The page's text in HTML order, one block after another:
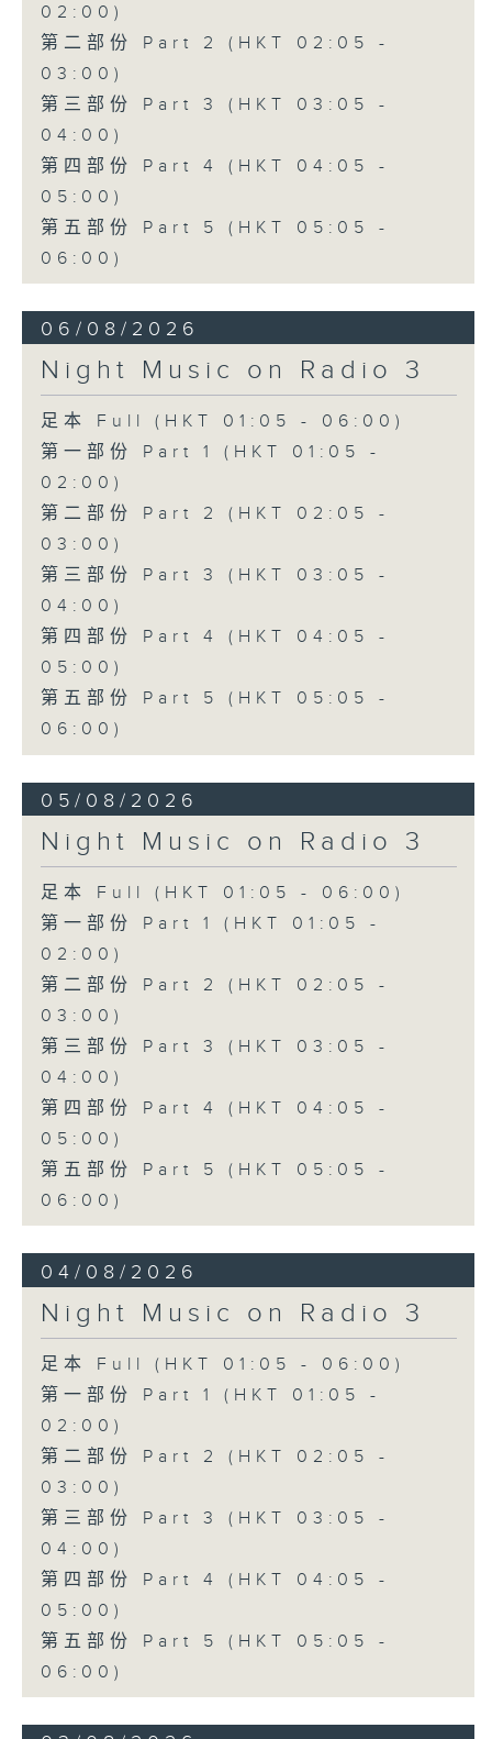
02:00)
第二部份 Part 2 (HKT 02:05 -
03:00)
第三部份 Part 3 (HKT 03:05 -
04:00)
第四部份 Part 4 (HKT 04:05 -
05:00)
第五部份 Part 5 (HKT 05:05 -
06:00)
06/08/2026
Night Music on Radio 3
足本 Full (HKT 01:05 - 06:00)
第一部份 Part 1 (HKT 01:05 -
02:00)
第二部份 Part 2 (HKT 02:05 -
03:00)
第三部份 Part 3 (HKT 03:05 -
04:00)
第四部份 Part 4 (HKT 04:05 -
05:00)
第五部份 Part 5 (HKT 05:05 -
06:00)
05/08/2026
Night Music on Radio 3
足本 Full (HKT 01:05 - 06:00)
第一部份 Part 1 (HKT 01:05 -
02:00)
第二部份 Part 2 (HKT 02:05 -
03:00)
第三部份 Part 3 (HKT 03:05 -
04:00)
第四部份 Part 4 (HKT 04:05 -
05:00)
第五部份 Part 5 (HKT 05:05 -
06:00)
04/08/2026
Night Music on Radio 3
足本 Full (HKT 01:05 - 06:00)
第一部份 Part 1 (HKT 01:05 -
02:00)
第二部份 Part 2 (HKT 02:05 -
03:00)
第三部份 Part 3 (HKT 03:05 -
04:00)
第四部份 Part 4 (HKT 04:05 -
05:00)
第五部份 Part 5 (HKT 05:05 -
06:00)